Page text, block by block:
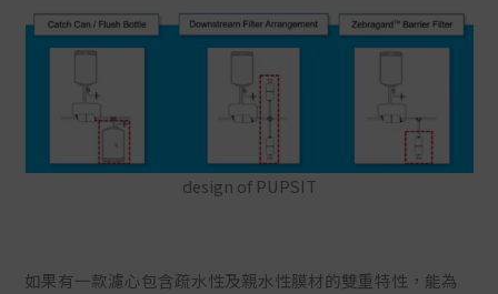
design of PUPSIT
如果有一款濾心包含疏水性及親水性膜材的雙重特性，能為